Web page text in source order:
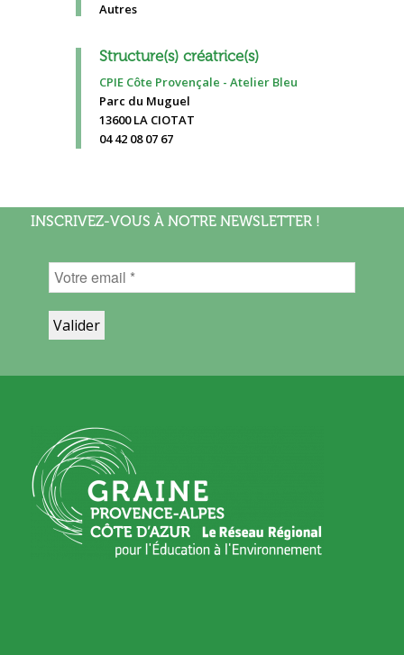
Autres
Structure(s) créatrice(s)
CPIE Côte Provençale - Atelier Bleu
Parc du Muguel
13600 LA CIOTAT
04 42 08 07 67
INSCRIVEZ-VOUS À NOTRE NEWSLETTER !